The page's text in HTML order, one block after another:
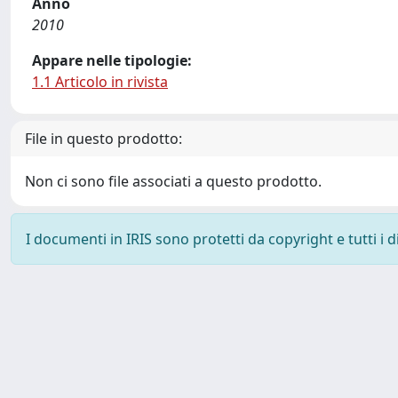
2010
Appare nelle tipologie:
1.1 Articolo in rivista
File in questo prodotto:
Non ci sono file associati a questo prodotto.
I documenti in IRIS sono protetti da copyright e tutti i